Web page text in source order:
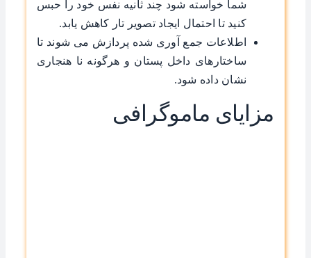
شما خواسته شود چند ثانیه نفس خود را حبس
کنید تا احتمال ایجاد تصویر تار کاهش یابد.
اطلاعات جمع ‌آوری شده پردازش می ‌شوند تا
ساختارهای داخل پستان و هرگونه نا هنجاری
نشان داده شود.
مزایای ماموگرافی